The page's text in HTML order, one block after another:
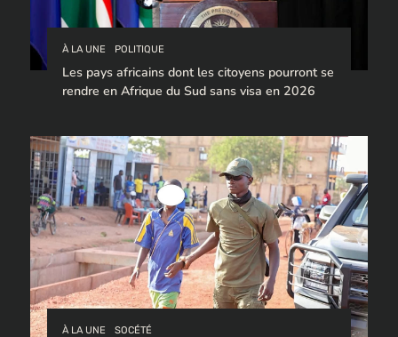
À LA UNE POLITIQUE
Les pays africains dont les citoyens pourront se
rendre en Afrique du Sud sans visa en 2026
À LA UNE SOCÉTÉ